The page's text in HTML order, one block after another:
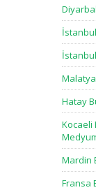
Hatay
Kocaeli
Mardin
Fransa